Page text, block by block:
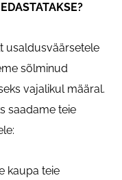
usaldusväärsetele
sõlminud
vajalikul määral.
saadame teie
kaupa teie